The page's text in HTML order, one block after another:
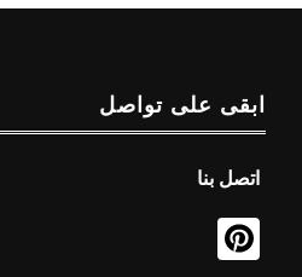
ابقى على تواصل
اتصل بنا